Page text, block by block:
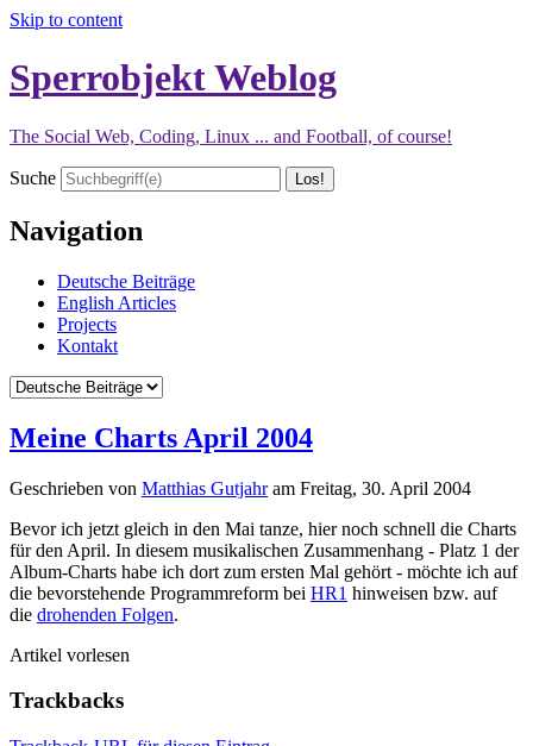
Skip to content
Sperrobjekt Weblog
The Social Web, Coding, Linux ... and Football, of course!
Suche
Navigation
Deutsche Beiträge
English Articles
Projects
Kontakt
Meine Charts April 2004
Geschrieben von Matthias Gutjahram Freitag, 30. April 2004
Bevor ich jetzt gleich in den Mai tanze, hier noch schnell die Charts
für den April. In diesem musikalischen Zusammenhang - Platz 1 der
Album-Charts habe ich dort zum ersten Mal gehört - möchte ich auf
die bevorstehende Programmreform bei HR1 hinweisen bzw. auf
die drohenden Folgen.
Artikel vorlesen
Trackbacks